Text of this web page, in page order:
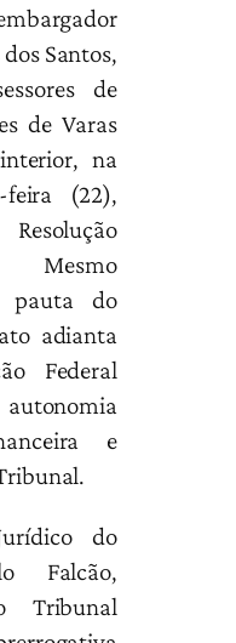
Santos,
de
de Varas
na
feira (22),
pauta do
adianta
Federal
e
do
Falcão,
Tribunal